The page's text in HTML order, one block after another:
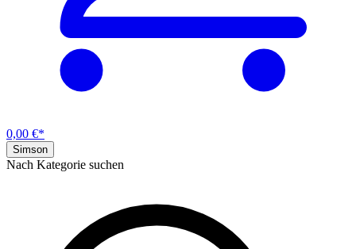
0,00 €*
Simson
Nach Kategorie suchen